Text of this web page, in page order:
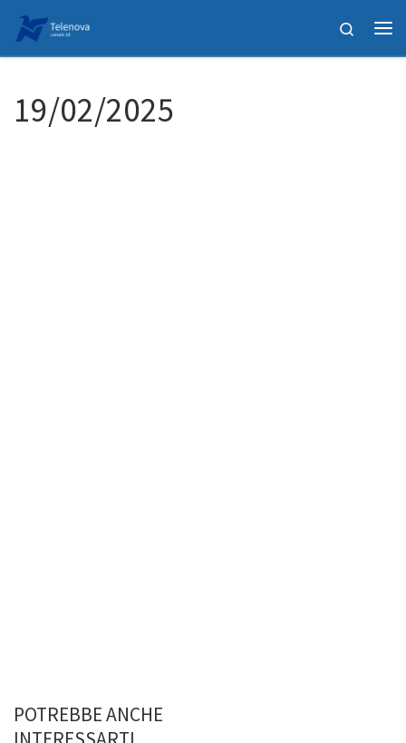
Passa al contenuto
Search
19/02/2025
POTREBBE ANCHE